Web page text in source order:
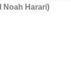
Noah Harari)